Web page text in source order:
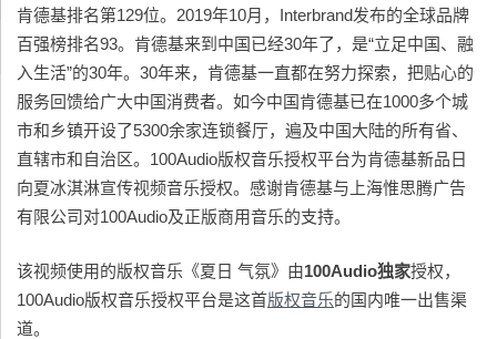
肯德基排名第129位。2019年10月，Interbrand发布的全球品牌
百强榜排名93。肯德基来到中国已经30年了，是“立足中国、融
入生活”的30年。30年来，肯德基一直都在努力探索，把贴心的
服务回馈给广大中国消费者。如今中国肯德基已在1000多个城
市和乡镇开设了5300余家连锁餐厅，遍及中国大陆的所有省、
直辖市和自治区。100Audio版权音乐授权平台为肯德基新品日
向夏冰淇淋宣传视频音乐授权。感谢肯德基与上海惟思腾广告
有限公司对100Audio及正版商用音乐的支持。
该视频使用的版权音乐《夏日 气氛》由100Audio独家授权，
100Audio版权音乐授权平台是这首版权音乐的国内唯一出售渠
道。